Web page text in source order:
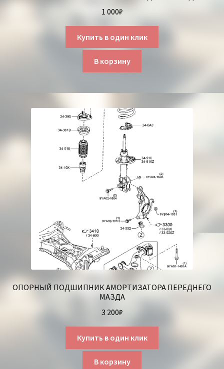
1 000₽
Купить в один клик
В корзину
ОПОРНЫЙ ПОДШИПНИК АМОРТИЗАТОРА ПЕРЕДНЕГО
МАЗДА
3 200₽
Купить в один клик
В корзину